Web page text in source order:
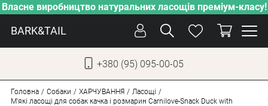
Власне виробництво натуральних ласощів преміум-класу!
BARK&TAIL
+380 (95) 095-00-05
Головна Собаки ХАРЧУВАННЯ
Ласощі
М'які ласощі для собак качка і розмарин Carnilove-Snack Duck with